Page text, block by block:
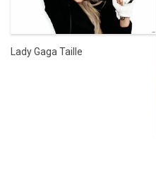
Lady Gaga Taille